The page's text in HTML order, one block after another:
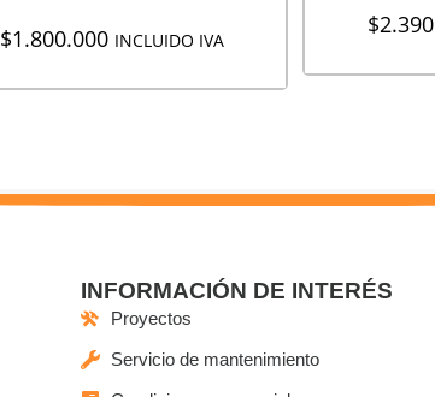
$1.800.000 INCLUIDO IVA
$
INFORMACIÓN DE INTERÉS
Proyectos
Servicio de mantenimiento